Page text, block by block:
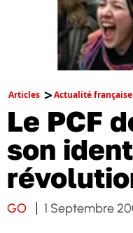
Articles Actualité française
Le PCF
son
GO 1 Septembre